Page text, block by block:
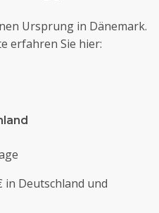
Ursprung in Dänemark.
erfahren Sie hier:
in Deutschland und